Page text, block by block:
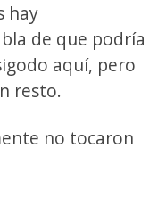
hay
de que podría
aquí, pero
resto.
no tocaron